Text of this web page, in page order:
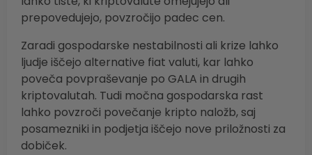
prepovedujejo, povzročijo padec cen.
Zaradi gospodarske nestabilnosti ali krize lahko
ljudje iščejo alternative fiat valuti, kar lahko
poveča povpraševanje po GALA in drugih
kriptovalutah. Tudi močna gospodarska rast
lahko povzroči povečanje kripto naložb, saj
posamezniki in podjetja iščejo nove priložnosti za
dobiček.